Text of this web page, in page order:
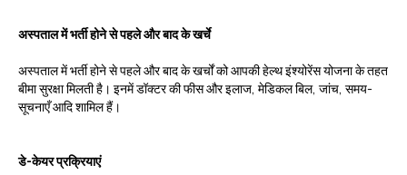
अस्पताल में भर्ती होने से पहले और बाद के खर्चे
अस्पताल में भर्ती होने से पहले और बाद के खर्चों को आपकी हेल्थ इंश्योरेंस योजना के तहत
बीमा सुरक्षा मिलती है। इनमें डॉक्टर की फीस और इलाज, मेडिकल बिल, जांच, समय-
सूचनाएँ आदि शामिल हैं।
डे-केयर प्रक्रियाएं